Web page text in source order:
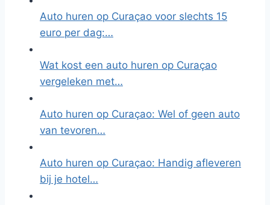
Auto huren op Curaçao voor slechts 15
euro per dag:…
Wat kost een auto huren op Curaçao
vergeleken met…
Auto huren op Curaçao: Wel of geen auto
van tevoren…
Auto huren op Curaçao: Handig afleveren
bij je hotel…